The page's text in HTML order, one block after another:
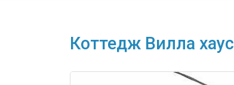
Коттедж Вилла хаус